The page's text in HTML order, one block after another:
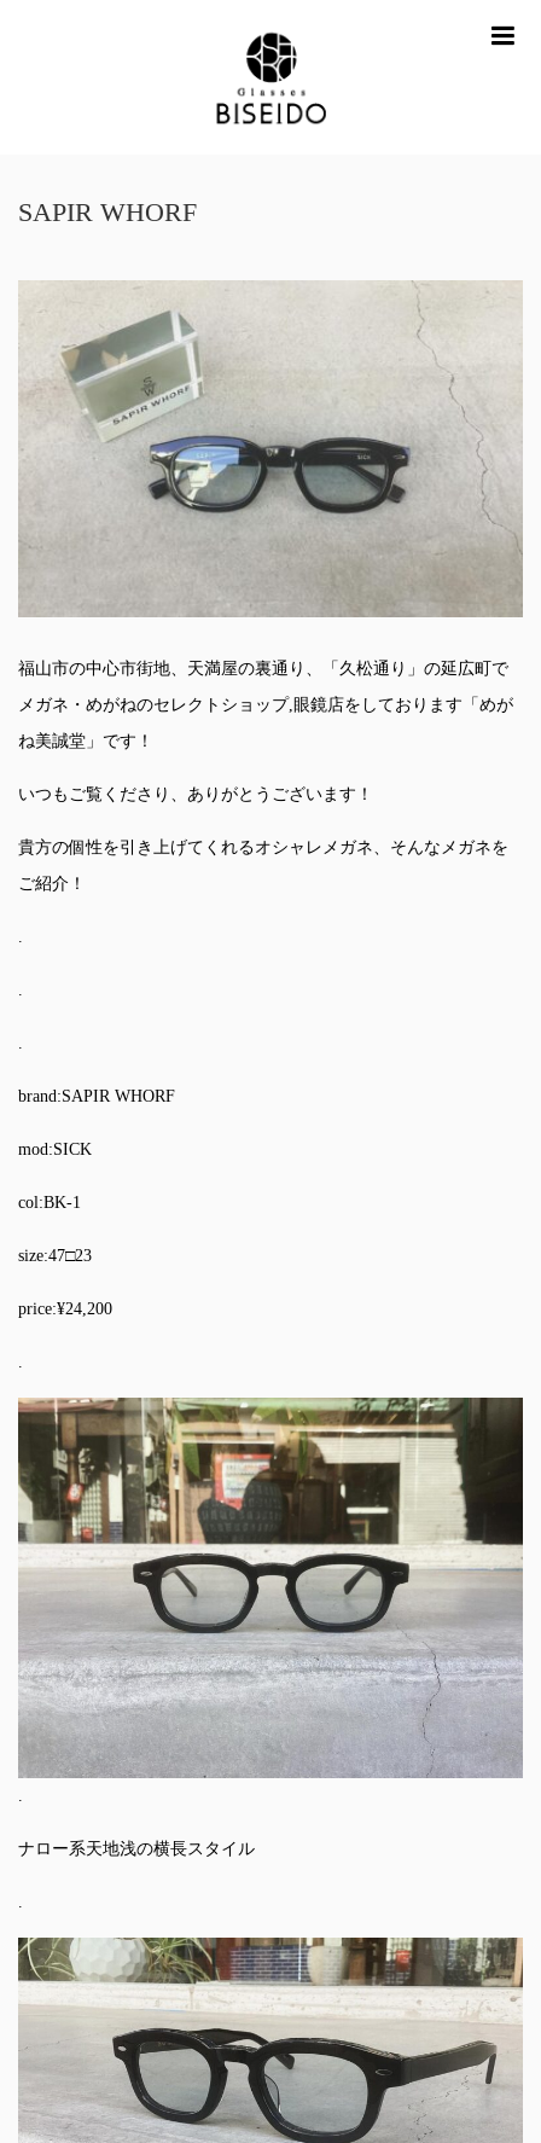
SAPIR WHORF
福山市の中心市街地、天満屋の裏通り、「久松通り」の延広町で
メガネ・めがねのセレクトショップ,眼鏡店をしております「めが
ね美誠堂」です！
いつもご覧くださり、ありがとうございます！
貴方の個性を引き上げてくれるオシャレメガネ、そんなメガネを
ご紹介！
.
.
.
brand:SAPIR WHORF
mod:SICK
col:BK-1
size:47□23
price:¥24,200
.
ナロー系天地浅の横長スタイル